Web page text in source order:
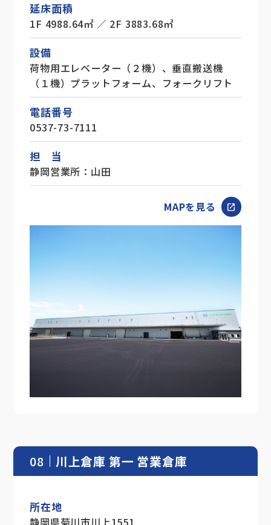
延床面積
1F 4988.64㎡ ／ 2F 3883.68㎡
設備
荷物用エレベーター（２機）、垂直搬送機
（１機）プラットフォーム、フォークリフト
電話番号
0537-73-7111
担 当
静岡営業所：山田
MAPを見る open_in_new
08 川上倉庫 第一 営業倉庫
所在地
静岡県菊川市川上1551